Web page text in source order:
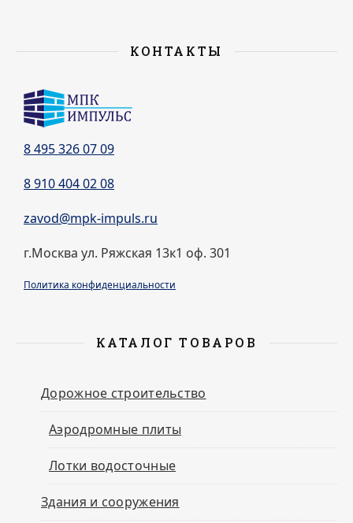
КОНТАКТЫ
8 495 326 07 09
8 910 404 02 08
zavod@mpk-impuls.ru
г.Москва ул. Ряжская 13к1 оф. 301
Политика конфиденциальности
КАТАЛОГ ТОВАРОВ
Дорожное строительство
Аэродромные плиты
Лотки водосточные
Здания и сооружения